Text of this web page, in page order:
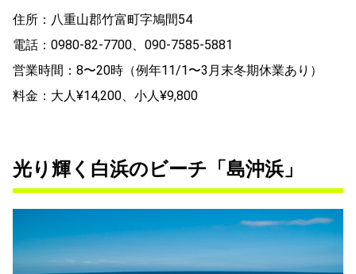
住所：八重山郡竹富町字鳩間54
電話：0980-82-7700、090-7585-5881
営業時間：8〜20時（例年11/1〜3月末冬期休業あり）
料金：大人¥14,200、小人¥9,800
光り輝く白浜のビーチ「島沖浜」